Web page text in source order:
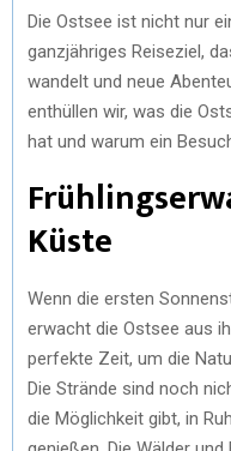
Die Ostsee ist nicht nur
ganzjähriges Reiseziel,
wandelt und neue
enthüllen wir, was die
hat und warum ein
Küste
Wenn die ersten
erwacht die Ostsee aus
perfekte Zeit, um die
Die Strände sind noch
die Möglichkeit gibt, in